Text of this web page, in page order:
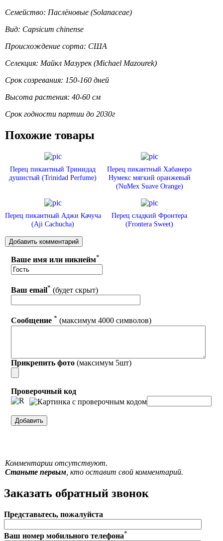
Семейство: Паслёновые (Solanaceae)
Вид: Capsicum chinense
Происхождение сорта: США
Селекция: Майкл Мазурек (Michael Mazourek)
Срок созревания: 150-160 дней
Высота растения: 40-60 см
Срок годности партии до 2030г
Похожие товары
Перец пикантный Тринидад
душистый (Trinidad Perfume)
Перец пикантный Хабанеро
Нумекс мягкий оранжевый
(NuMex Suave Orange)
Перец пикантный Аджи Качуча
(Aji Cachucha)
Перец сладкий Фронтера
(Frontera Sweet)
Ваше имя или никнейм*
Ваш email* (будет скрыт)
Сообщение * (максимум 4000 символов)
Прикрепить фото (максимум 5шт)
Проверочный код
Комментарии отсутствуют.
Станьте первым, кто оставит свой комментарий.
Заказать обратный звонок
Представьтесь, пожалуйста
Ваш номер мобильного телефона*